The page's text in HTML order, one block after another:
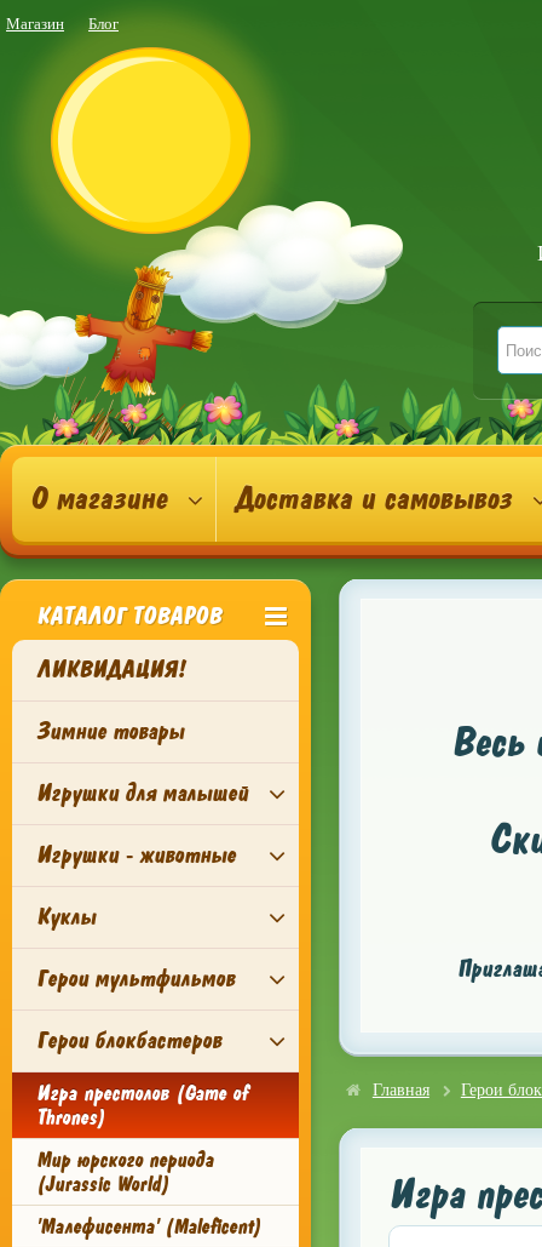
Магазин Блог
О магазине Доставка и самовывоз
КАТАЛОГ ТОВАРОВ
ЛИКВИДАЦИЯ!
Зимние товары
Игрушки для малышей
Игрушки - животные
Куклы
Герои мультфильмов
Герои блокбастеров
Игра престолов (Game of
Thrones)
Мир юрского периода
(Jurassic World)
'Малефисента' (Maleficent)
Весь
Главная Герои
Игра